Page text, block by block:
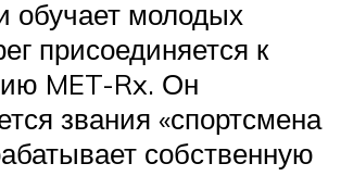
обучает молодых
присоединяется к
MET-Rx. Он
звания «спортсмена
собственную